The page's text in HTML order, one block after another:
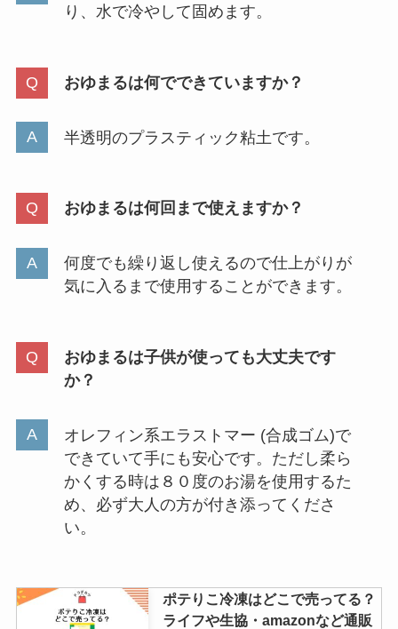
売ってるか徹底リサーチ！
ヨなど取扱店舗を調査！
120サイズ ダンボールはどこで買
える？郵便局やスーパーでもらえ
って本当？徹底調査！
ギリシャヨーグルトは業務スーパ
り、水で冷やして固めます。
おゆまるは何でできていますか？
半透明のプラスティック粘土です。
おゆまるは何回まで使えますか？
何度でも繰り返し使えるので仕上がりが
気に入るまで使用することができます。
おゆまるは子供が使っても大丈夫です
か？
オレフィン系エラストマー (合成ゴム)で
できていて手にも安心です。ただし柔ら
かくする時は８０度のお湯を使用するた
め、必ず大人の方が付き添ってくださ
い。
ポテりこ冷凍はどこで売ってる？
ライフや生協・amazonなど通販